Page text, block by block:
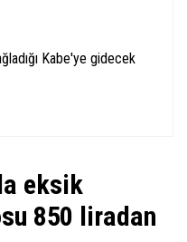
Kabe'ye gidecek
eksik
850 liradan